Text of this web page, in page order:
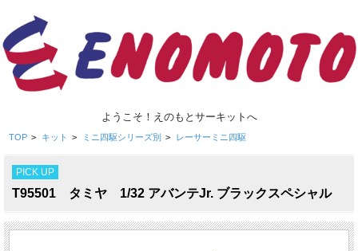
ようこそ！えのもとサーキットへ
TOP > キット > ミニ四駆シリーズ別 > レーサーミニ四駆
PICK UP
T95501 タミヤ 1/32 アバンテJr. ブラックスペシャル